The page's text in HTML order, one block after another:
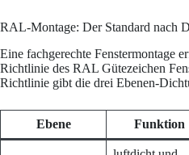
RAL-Montage: Der Standard nach
Eine fachgerechte Fenstermontage
Richtlinie des RAL Gütezeichen
Richtlinie gibt die drei Ebenen-
Ebene Funktion